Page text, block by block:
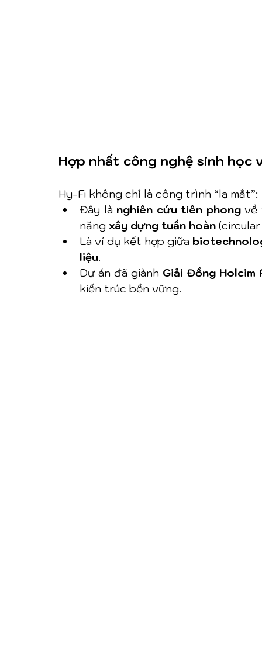
Hợp nhất công nghệ sinh
Hy-Fi không chỉ là công trình “lạ mắt”:
Đây là nghiên cứu tiên phong về
năng xây dựng tuần hoàn
Là ví dụ kết hợp giữa
liệu.
Dự án đã giành Giải Đồng Holcim
kiến trúc bền vững.